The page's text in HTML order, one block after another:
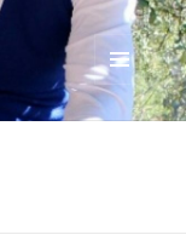
MENÜ
VE